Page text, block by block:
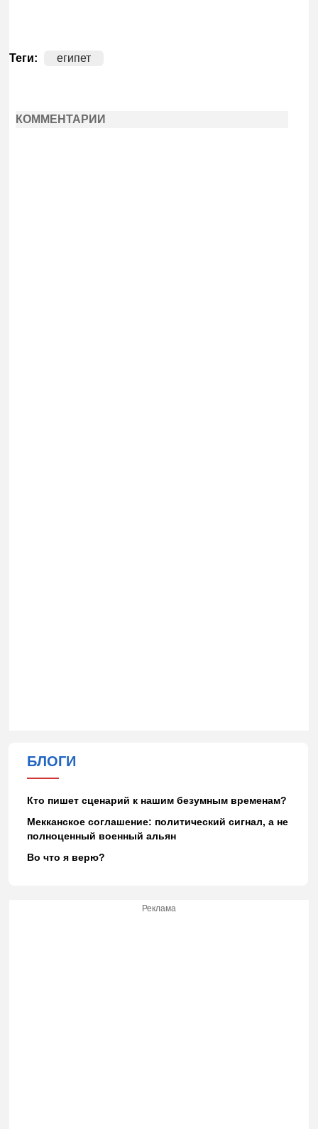
Теги: египет
КОММЕНТАРИИ
БЛОГИ
Кто пишет сценарий к нашим безумным временам?
Мекканское соглашение: политический сигнал, а не
полноценный военный альян
Во что я верю?
Реклама